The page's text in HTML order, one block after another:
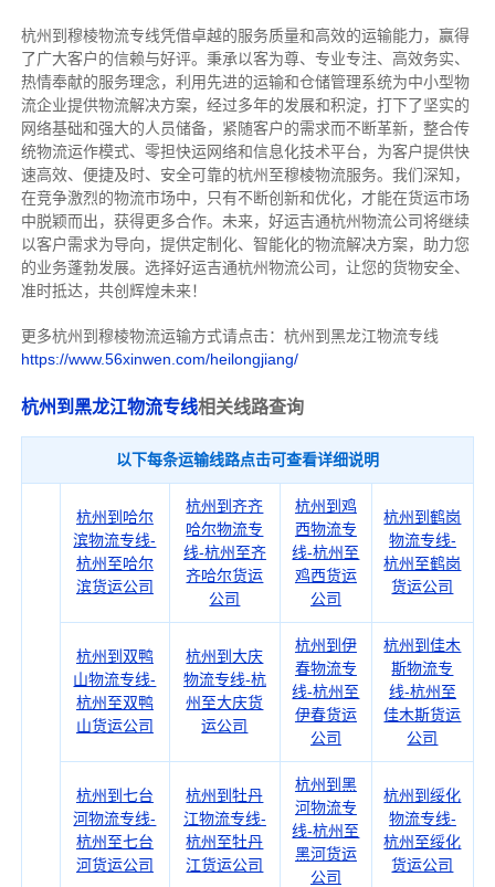
杭州到穆棱物流专线凭借卓越的服务质量和高效的运输能力，赢得
了广大客户的信赖与好评。 秉承以客为尊、专业专注、高效务实、
热情奉献的服务理念，利用先进的运输和仓储管理系统为中小型物
流企业提供物流解决方案，经过多年的发展和积淀，打下了坚实的
网络基础和强大的人员储备，紧随客户的需求而不断革新，整合传
统物流运作模式、零担快运网络和信息化技术平台，为客户提供快
速高效、便捷及时、安全可靠的杭州至穆棱物流服务。 我们深知，
在竞争激烈的物流市场中，只有不断创新和优化，才能在货运市场
中脱颖而出，获得更多合作。 未来，好运吉通杭州物流公司将继续
以客户需求为导向，提供定制化、智能化的物流解决方案，助力您
的业务蓬勃发展。选择好运吉通杭州物流公司，让您的货物安全、
准时抵达，共创辉煌未来！
更多杭州到穆棱物流运输方式请点击：杭州到黑龙江物流专线
https://www.56xinwen.com/heilongjiang/
杭州到黑龙江物流专线相关线路查询
以下每条运输线路点击可查看详细说明
杭州到哈尔
滨物流专线-
杭州至哈尔
滨货运公司
杭州到齐齐
哈尔物流专
线-杭州至齐
齐哈尔货运
公司
杭州到鸡
西物流专
线-杭州至
鸡西货运
公司
杭州到鹤岗
物流专线-
杭州至鹤岗
货运公司
杭州到双鸭
山物流专线-
杭州至双鸭
山货运公司
杭州到大庆
物流专线-杭
州至大庆货
运公司
杭州到伊
春物流专
线-杭州至
伊春货运
公司
杭州到佳木
斯物流专
线-杭州至
佳木斯货运
公司
杭州到七台
河物流专线-
杭州至七台
河货运公司
杭州到牡丹
江物流专线-
杭州至牡丹
江货运公司
杭州到黑
河物流专
线-杭州至
黑河货运
公司
杭州到绥化
物流专线-
杭州至绥化
货运公司